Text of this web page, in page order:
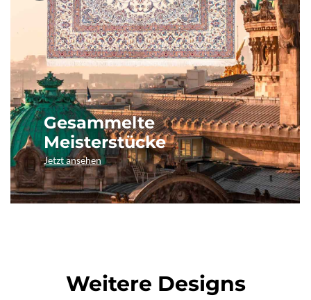
Gesammelte
Meisterstücke
Jetzt ansehen
Weitere Designs